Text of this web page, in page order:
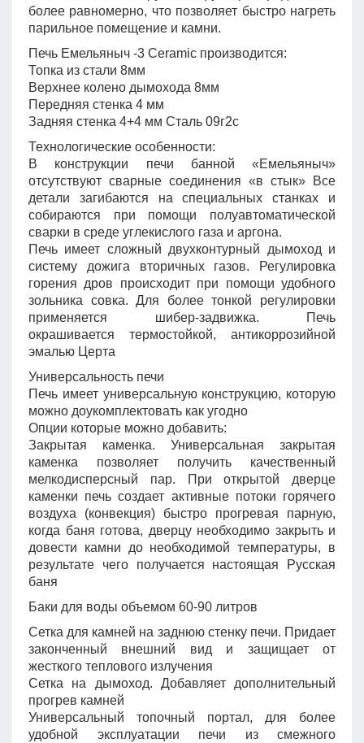
более равномерно, что позволяет быстро нагреть
парильное помещение и камни.
Печь Емельяныч -3 Сeramic производится:
Топка из стали 8мм
Верхнее колено дымохода 8мм
Передняя стенка 4 мм
Задняя стенка 4+4 мм Сталь 09г2с
Технологические особенности:
В конструкции печи банной «Емельяныч»
отсутствуют сварные соединения «в стык» Все
детали загибаются на специальных станках и
собираются при помощи полуавтоматической
сварки в среде углекислого газа и аргона.
Печь имеет сложный двухконтурный дымоход и
систему дожига вторичных газов. Регулировка
горения дров происходит при помощи удобного
зольника совка. Для более тонкой регулировки
применяется шибер-задвижка. Печь
окрашивается термостойкой, антикоррозийной
эмалью Церта
Универсальность печи
Печь имеет универсальную конструкцию, которую
можно доукомплектовать как угодно
Опции которые можно добавить:
Закрытая каменка. Универсальная закрытая
каменка позволяет получить качественный
мелкодисперсный пар. При открытой дверце
каменки печь создает активные потоки горячего
воздуха (конвекция) быстро прогревая парную,
когда баня готова, дверцу необходимо закрыть и
довести камни до необходимой температуры, в
результате чего получается настоящая Русская
баня
Баки для воды объемом 60-90 литров
Сетка для камней на заднюю стенку печи. Придает
законченный внешний вид и защищает от
жесткого теплового излучения
Сетка на дымоход. Добавляет дополнительный
прогрев камней
Универсальный топочный портал, для более
удобной эксплуатации печи из смежного